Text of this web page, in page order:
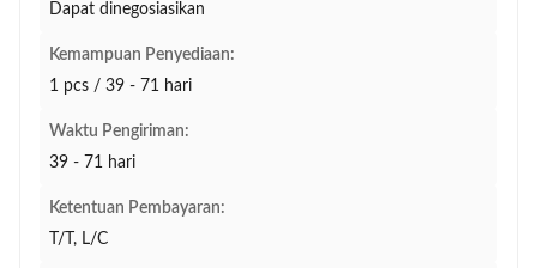
Dapat dinegosiasikan
Kemampuan Penyediaan:
1 pcs / 39 - 71 hari
Waktu Pengiriman:
39 - 71 hari
Ketentuan Pembayaran:
T/T, L/C